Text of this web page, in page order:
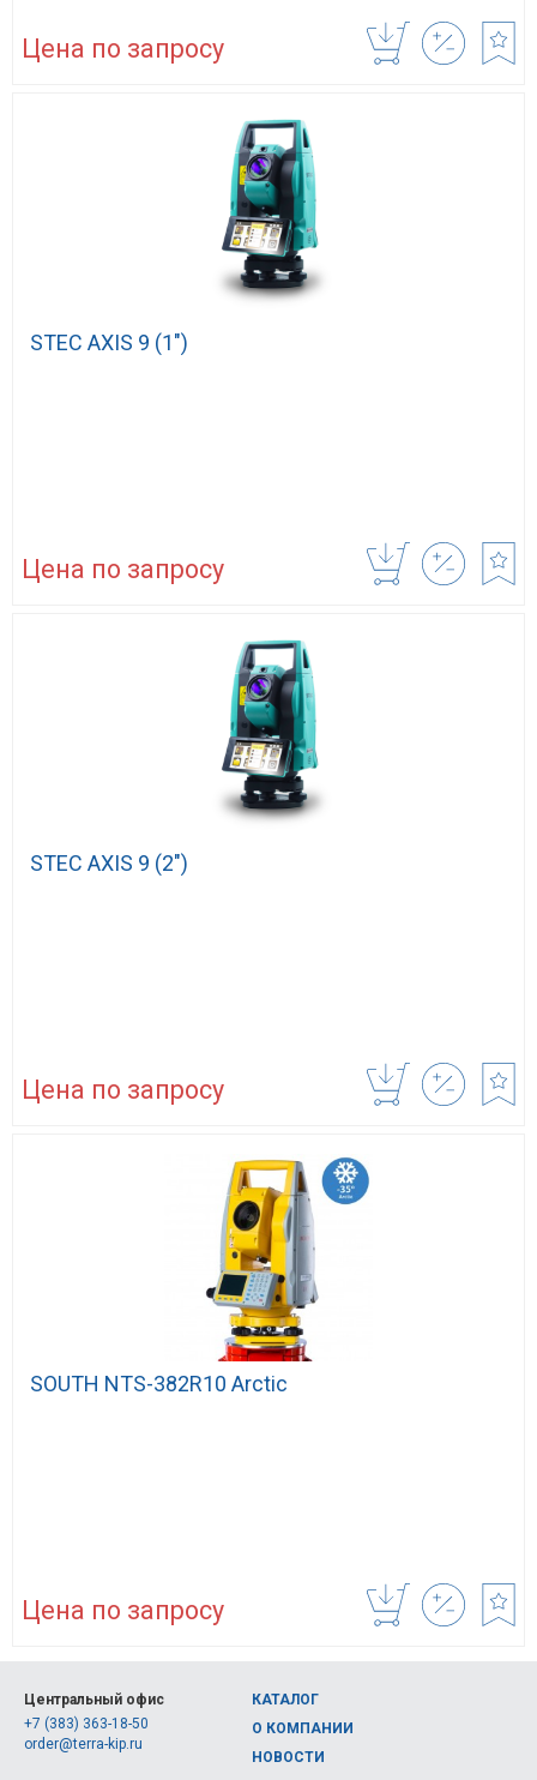
Цена по запросу
STEC AXIS 9 (1″)
Цена по запросу
STEC AXIS 9 (2″)
Цена по запросу
SOUTH NTS-382R10 Arctic
Цена по запросу
Центральный офис
+7 (383) 363-18-50
order@terra-kip.ru
КАТАЛОГ
О КОМПАНИИ
НОВОСТИ